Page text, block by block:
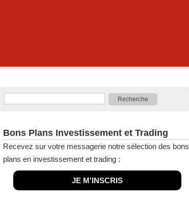
Bons Plans Investissement et Trading
Recevez sur votre messagerie notre sélection des bons
plans en investissement et trading :
JE M'INSCRIS